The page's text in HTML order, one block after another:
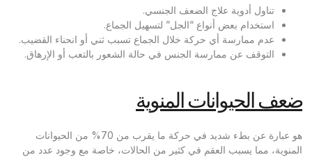
تناول أدوية علاج الضعف الجنسي.
استخدام بعض أنواع “الجل” لتسهيل الجماع.
عدم ممارسة أي حركة خلال الجماع تسبب ثني أو انحناء القضيب.
التوقف عن ممارسة الجنس في حالة الشعور بالتعب أو الإرهاق.
ضعف الحيوانات المنوية
هو عبارة عن بطء شديد في حركة ما يقرب من 70% من الحيوانات
المنوية، مما يسبب العقم في كثير من الحالات، خاصة مع وجود عدد من